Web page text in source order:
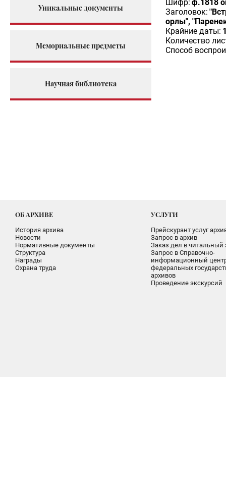
Уникальные документы
Мемориальные предметы
Научная библиотека
Шифр: ф.1818
Заголовок:
орлы",
Крайние даты:
Количество
Способ
ОБ АРХИВЕ
История архива
Новости
Нормативные документы
Структура
Награды
Охрана труда
УСЛУГИ
Прейскурант услуг
Запрос в архив
Заказ дел в читальный
Запрос в Справочно-
информационный
федеральных
архивов
Проведение экскурсий